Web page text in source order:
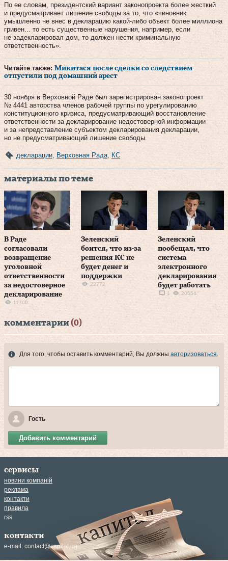
По ее словам, президентский вариант законопроекта более жесткий
и предусматривает лишение свободы за то, что «чиновник
умышленно не внес в декларацию какой-либо объект более миллиона
гривен... то есть существенные нарушения, например, если
не задекларировал дом, то должен нести криминальную
ответственность».
Читайте также: Микитася после сделки со следствием
отпустили под домашний арест
30 ноября в Верховной Раде был зарегистрирован законопроект
№ 4441 авторства членов рабочей группы по урегулированию
конституционного кризиса, предусматривающий восстановление
ответственности за декларирование недостоверной информации
и за непредставление субъектом декларирования декларации,
но не предусматривающий лишение свободы.
декларации Верховная Рада КС
материалы по теме
В Раде
согласовали
возвращение
уголовной
ответственности
за недостоверное
декларирование
11700
Зеленский
боится, что из-за
решения КС не
будет денег и
поддержки
22772
Зеленский
пообещал, что
система
электронного
декларирования
будет работать
1 20554
комментарии (0)
Для того, чтобы оставить комментарий, Вы должны авторизоваться.
Гость
Добавить комментарий
сервисы
новини компаній
реклама
контакти
правила
rss
контакти
e-mail: contact@capital.ua